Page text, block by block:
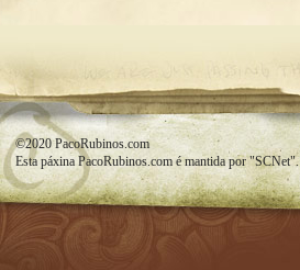
©2020PacoRubinos.com
Esta páxina PacoRubinos.com é mantida por"SCNet".
feed